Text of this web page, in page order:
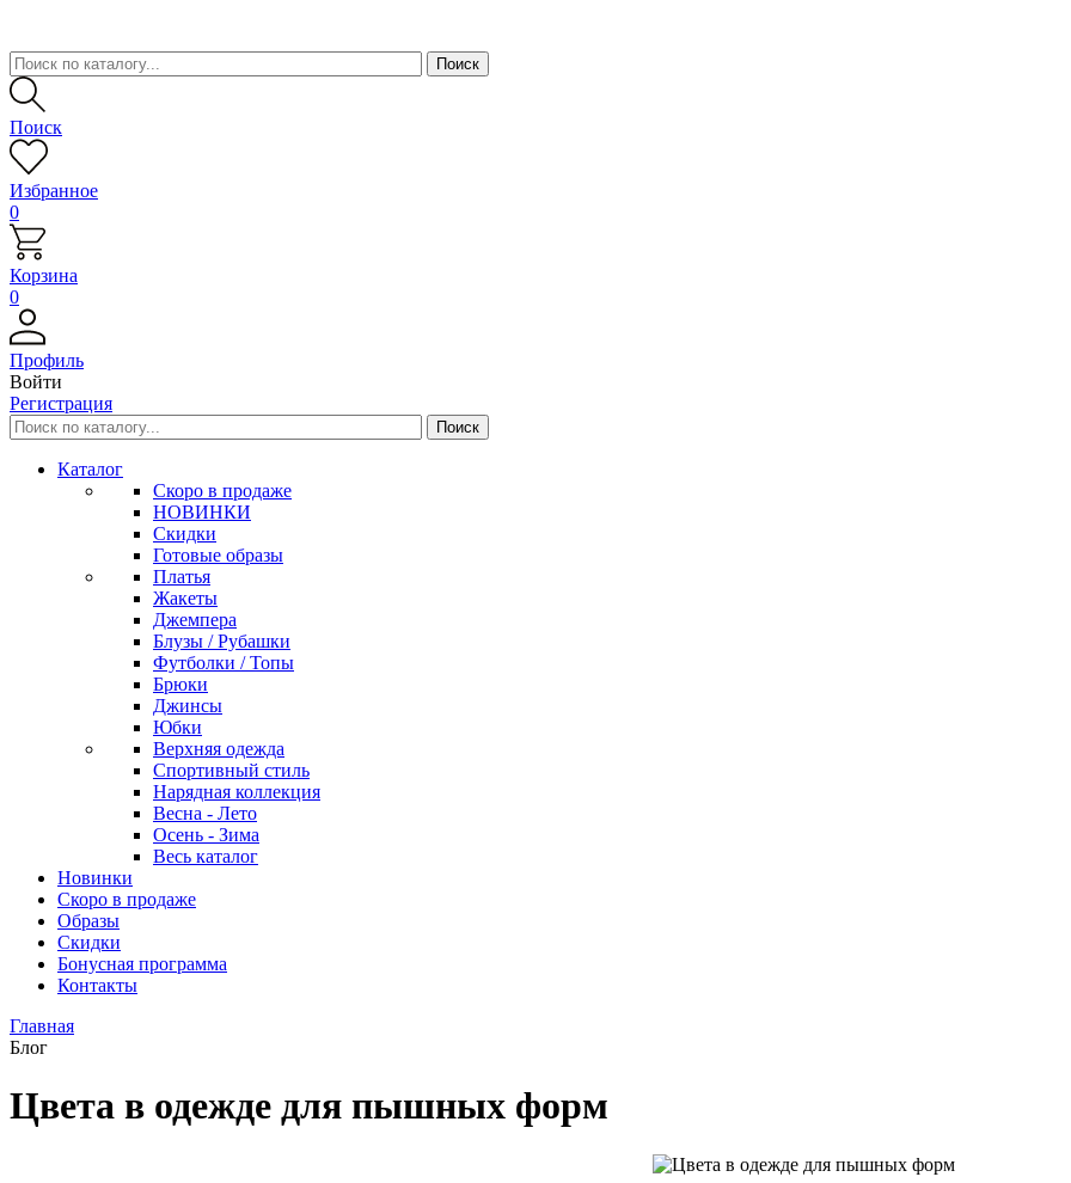
Поиск
Избранное
0
Корзина
0
Профиль
Войти
Регистрация
Каталог
Скоро в продаже
НОВИНКИ
Скидки
Готовые образы
Платья
Жакеты
Джемпера
Блузы / Рубашки
Футболки / Топы
Брюки
Джинсы
Юбки
Верхняя одежда
Спортивный стиль
Нарядная коллекция
Весна - Лето
Осень - Зима
Весь каталог
Новинки
Скоро в продаже
Образы
Скидки
Бонусная программа
Контакты
Главная
Блог
Цвета в одежде для пышных форм